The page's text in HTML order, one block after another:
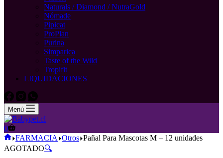
Naturals / Diamond / NutraGold
Nómade
Pipicat
ProPlan
Purina
Simparica
Taste of the Wild
Tropifit
LIQUIDACIONES
Menú
Carro
de
compra
0
Inicio
FARMACIA Otros Pañal Para Mascotas M – 12 unidades
AGOTADO🔍